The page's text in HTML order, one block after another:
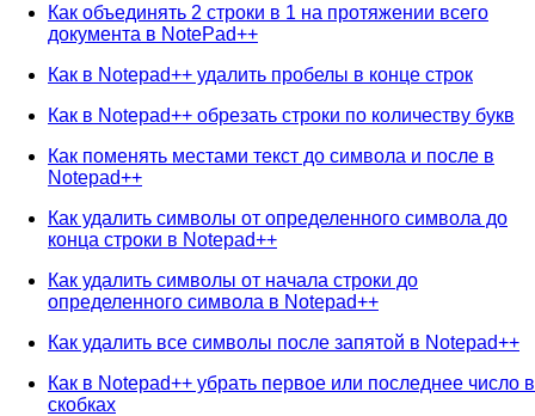
Как объединять 2 строки в 1 на протяжении всего
документа в NotePad++
Как в Notepad++ удалить пробелы в конце строк
Как в Notepad++ обрезать строки по количеству букв
Как поменять местами текст до символа и после в
Notepad++
Как удалить символы от определенного символа до
конца строки в Notepad++
Как удалить символы от начала строки до
определенного символа в Notepad++
Как удалить все символы после запятой в Notepad++
Как в Notepad++ убрать первое или последнее число в
скобках